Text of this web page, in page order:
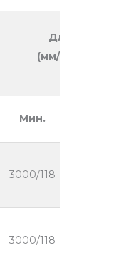
Длина
(мм/дюйм)
Мин.
3000/118
3000/118